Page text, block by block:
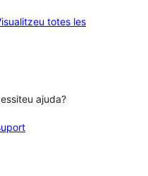
totes lesressenyes
ajuda?